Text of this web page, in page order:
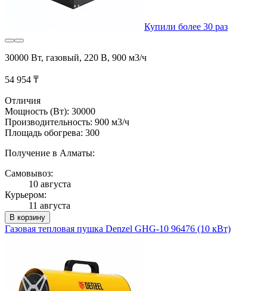
Купили более 30 раз
30000 Вт, газовый, 220 В, 900 м3/ч
54 954 ₸
Отличия
Мощность (Вт): 30000
Производительность: 900 м3/ч
Площадь обогрева: 300
Получение в Алматы:
Самовывоз:
10 августа
Курьером:
11 августа
В корзину
Газовая тепловая пушка Denzel GHG-10 96476 (10 кВт)